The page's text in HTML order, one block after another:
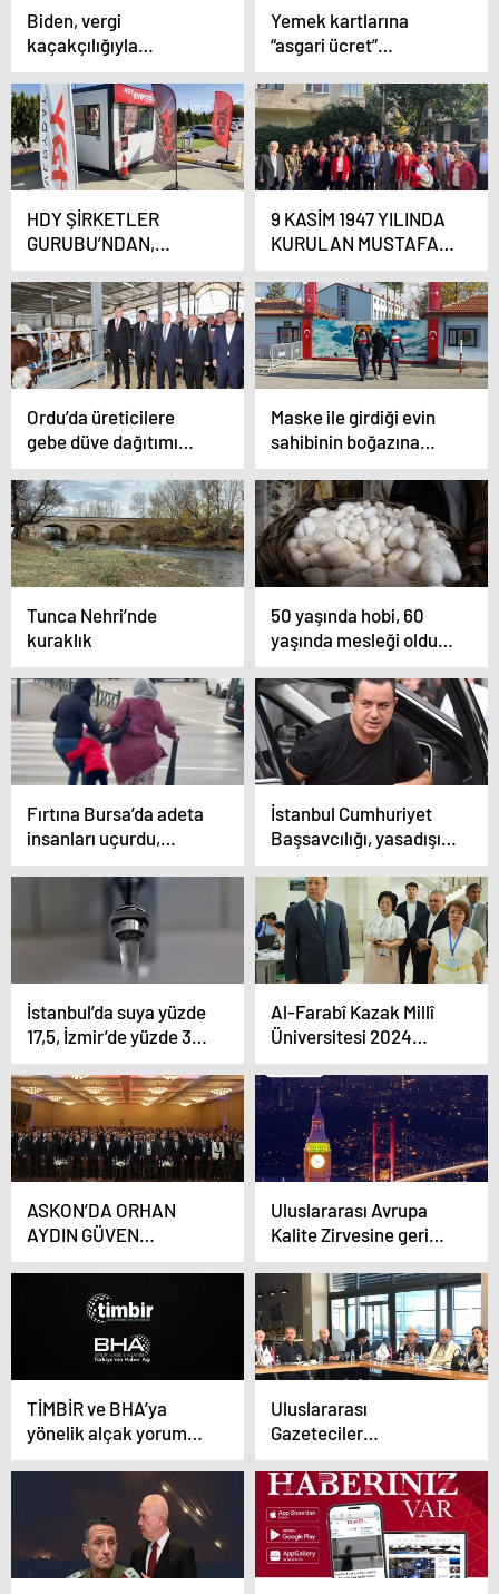
Biden, vergi
kaçakçılığıyla
suçlanan oğlu için af
yetkisini kullandı
Yemek kartlarına
“asgari ücret”
düzenlemesi
HDY ŞİRKETLER
GURUBU’NDAN,
DOĞDUĞU
TOPRAKLARA 100
MİLYONLUK YATIRIM
MÜJDESİ.
9 KASİM 1947 YILINDA
KURULAN MUSTAFA
KEMAL DERNEĞİ’NDE
NELER OLUYOR?
Ordu’da üreticilere
gebe düve dağıtımı
gerçekleştirildi
Maske ile girdiği evin
sahibinin boğazına
bıçak dayayıp
hesabına 70 bin lira
yatırttı
Tunca Nehri’nde
kuraklık
50 yaşında hobi, 60
yaşında mesleği oldu:
Yurt dışına bile açıldı
Fırtına Bursa’da adeta
insanları uçurdu,
kadınlar ve çocuklar
zor anlar yaşadı
İstanbul Cumhuriyet
Başsavcılığı, yasadışı
bahis reklam ve teşvik
suçundan Acun Ilıcalı,
Tv8 televizyon kanalı
ve EXXEN dijital
platform yetkilileri
hakkında soruşturma
başlatıldı.
İstanbul’da suya yüzde
17,5, İzmir’de yüzde 30
oranında zam
Al-Farabî Kazak Millî
Üniversitesi 2024
Yılında
90.Yıldönümünü
Kutluyor.
ASKON’DA ORHAN
AYDIN GÜVEN
TAZELEDİ
Uluslararası Avrupa
Kalite Zirvesine geri
sayım
TİMBİR ve BHA’ya
yönelik alçak yorum
asılsız çıktı; ‘tekzip’
Uluslararası
Gazeteciler
Konfederasyonu
Kuşadası’nda Buluştu